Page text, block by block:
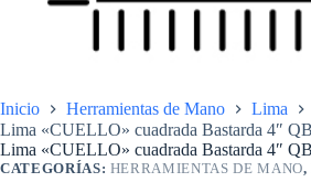
Inicio Herramientas de Mano
Lima
Lima «CUELLO» cuadrada Bastarda 4″
Lima «CUELLO» cuadrada Bastarda 4″
CATEGORÍAS: HERRAMIENTAS DE MANO,